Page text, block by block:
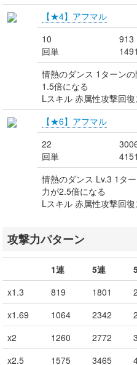
【★4】アフマル
10
回単
913
1491
情熱のダンス 1ターン
1.5倍になる
Lスキル 赤属性攻撃回
【★6】アフマル
22
回単
4151
情熱のダンス Lv.3 1タ
力が2.5倍になる
Lスキル 赤属性攻撃回
攻撃力パターン
1連 5連
x1.3
819 1801
x1.69
1064 2342
x2
1260 2772
x2.5
1575 3465